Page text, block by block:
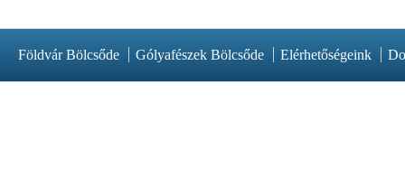
Földvár Bölcsőde Gólyafészek Bölcsőde Elérhetőségeink